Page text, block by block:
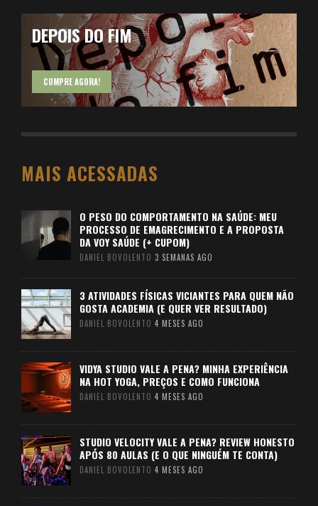
DEPOIS DO FIM
COMPRE AGORA!
MAIS ACESSADAS
O PESO DO COMPORTAMENTO NA SAÚDE: MEU
PROCESSO DE EMAGRECIMENTO E A PROPOSTA
DA VOY SAÚDE (+ CUPOM)
DANIEL BOVOLENTO 3 SEMANAS AGO
3 ATIVIDADES FÍSICAS VICIANTES PARA QUEM NÃO
GOSTA ACADEMIA (E QUER VER RESULTADO)
DANIEL BOVOLENTO 4 MESES AGO
VIDYA STUDIO VALE A PENA? MINHA EXPERIÊNCIA
NA HOT YOGA, PREÇOS E COMO FUNCIONA
DANIEL BOVOLENTO 4 MESES AGO
STUDIO VELOCITY VALE A PENA? REVIEW HONESTO
APÓS 80 AULAS (E O QUE NINGUÉM TE CONTA)
DANIEL BOVOLENTO 4 MESES AGO